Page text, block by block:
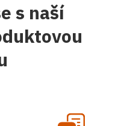
s naší